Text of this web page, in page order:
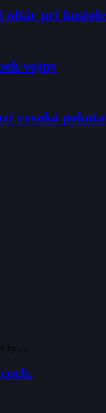
oltár pri kostole
vojny
vysoká pokuta
by…